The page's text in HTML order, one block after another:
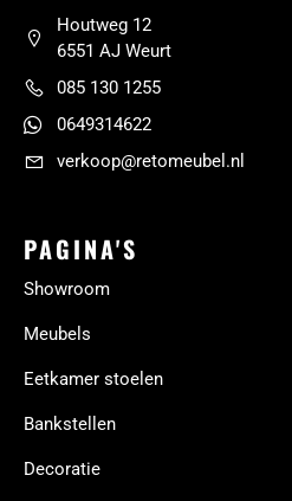
Houtweg 12
6551 AJ Weurt
085 130 1255
0649314622
verkoop@retomeubel.nl
PAGINA'S
Showroom
Meubels
Eetkamer stoelen
Bankstellen
Decoratie